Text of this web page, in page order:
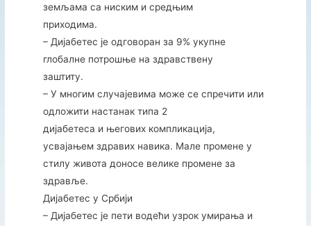
земљама са ниским и средњим
приходима.
– Дијабетес је одговоран за 9% укупне
глобалне потрошње на здравствену
заштиту.
– У многим случајевима може се спречити или
одложити настанак типа 2
дијабетеса и његових компликација,
усвајањем здравих навика. Мале промене у
стилу живота доносе велике промене за
здравље.
Дијабетес у Србији
– Дијабетес је пети водећи узрок умирања и